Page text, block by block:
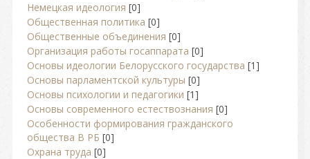
Немецкая идеология [0]
Общественная политика [0]
Общественные объединения [0]
Организация работы госаппарата [0]
Основы идеологии Белорусского государства [1]
Основы парламентской культуры [0]
Основы психологии и педагогики [1]
Основы современного естествознания [0]
Особенности формирования гражданского
общества В РБ [0]
Охрана труда [0]